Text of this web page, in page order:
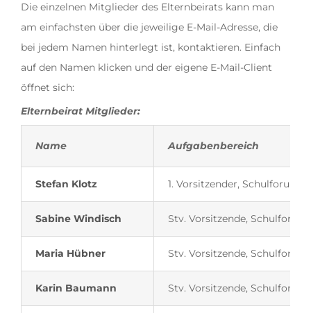
Die einzelnen Mitglieder des Elternbeirats kann man
am einfachsten über die jeweilige E-Mail-Adresse, die
bei jedem Namen hinterlegt ist, kontaktieren. Einfach
auf den Namen klicken und der eigene E-Mail-Client
öffnet sich:
Elternbeirat Mitglieder:
Name Aufgabenbereich
Stefan Klotz 1. Vorsitzender, Schulforum,
Sabine Windisch Stv. Vorsitzende,
Maria Hübner Stv. Vorsitzende,
Karin Baumann Stv. Vorsitzende,